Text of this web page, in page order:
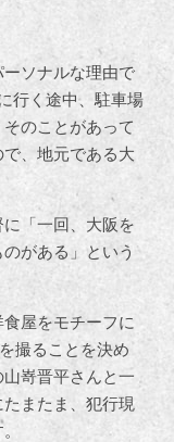
ソナルな理由で
行く途中、駐車場
のことがあって
、地元である大
「一回、大阪を
がある」という
屋をモチーフに
撮ることを決め
嵜晋平さんと一
またま、犯行現